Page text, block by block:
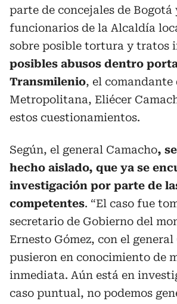
parte de concejales de Bogotá
funcionarios de la Alcaldía
sobre posible tortura y tratos
posibles abusos dentro
Transmilenio, el comandante
Metropolitana, Eliécer
estos cuestionamientos.
Según, el general Camacho,
hecho aislado, que ya se
investigación por parte de
competentes. “El caso fue
secretario de Gobierno del
Ernesto Gómez, con el general
pusieron en conocimiento de
inmediata. Aún está en
caso puntual, no podemos